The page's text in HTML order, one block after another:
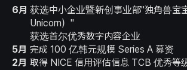
6月 获选中小企业暨新创事业部"独角兽宝
Unicorn）"
获选首尔优秀数字内容企业
5月 完成 100 亿韩元规模 Series A 募资
2月 取得 NICE 信用评估信息 TCB 优秀等